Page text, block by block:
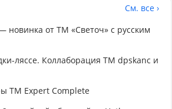
См. все ›
новинка от ТМ «Светоч» с русским
ляссе. Коллаборация TM dpskanc и
ТМ Expert Complete